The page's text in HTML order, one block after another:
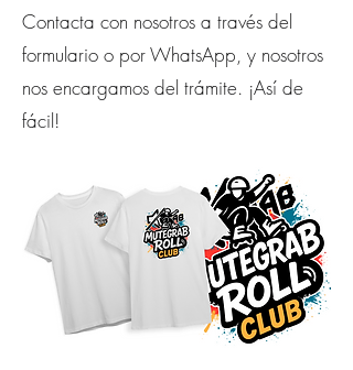
Contacta con nosotros a través del
formulario o por WhatsApp, y nosotros
nos encargamos del trámite. ¡Así de
fácil!